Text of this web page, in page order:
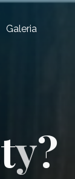
Galeria
ty?